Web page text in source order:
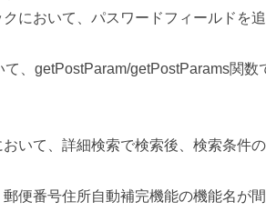
クにおいて、パスワードフィールド
て、getPostParam/getPostParams関
おいて、詳細検索で検索後、検索条
郵便番号住所自動補完機能の機能名が